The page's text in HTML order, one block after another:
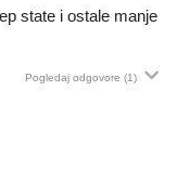
state i ostale manje
Pogledaj odgovore (1)